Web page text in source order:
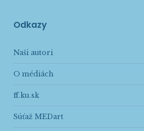
Odkazy
Naši autori
O médiách
ff.ku.sk
Súťaž MEDart